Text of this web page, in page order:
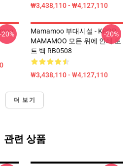
₩3,438,110 - ₩4,127,110
-20%
Mamamoo 부대시설 - KPOP
MAMAMOO 모든 위에 인쇄 토
트 백 RB0508
₩3,438,110 - ₩4,127,110
-20%
더 보기
관련 상품